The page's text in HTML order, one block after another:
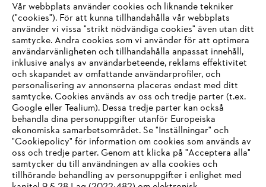
Företaget
STIHL FAQ
Service
Vår webbplats använder cookies och liknande tekniker
("cookies"). För att kunna tillhandahålla vår webbplats
använder vi vissa "strikt nödvändiga cookies" även utan ditt
samtycke. Andra cookies som vi använder för att optimera
användarvänligheten och tillhandahålla anpassat innehåll,
inklusive analys av användarbeteende, reklams effektivitet
och skapandet av omfattande användarprofiler, och
personalisering av annonserna placeras endast med ditt
samtycke. Cookies används av oss och tredje parter (t.ex.
Google eller Tealium). Dessa tredje parter kan också
behandla dina personuppgifter utanför Europeiska
ekonomiska samarbetsområdet. Se "Inställningar" och
"Cookiepolicy" för information om cookies som används av
oss och tredje parter. Genom att klicka på "Acceptera alla"
samtycker du till användningen av alla cookies och
tillhörande behandling av personuppgifter i enlighet med